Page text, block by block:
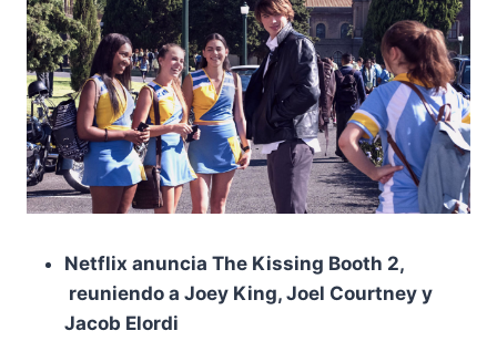
Netflix anuncia The Kissing Booth 2,
reuniendo a Joey King, Joel Courtney y
Jacob Elordi